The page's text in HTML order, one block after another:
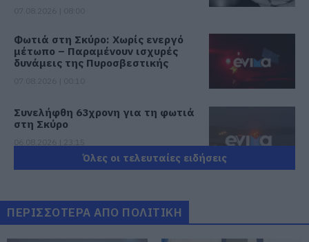
Φωτιά στη Σκύρο: Χωρίς ενεργό
μέτωπο – Παραμένουν ισχυρές
δυνάμεις της Πυροσβεστικής
Συνελήφθη 63χρονη για τη φωτιά
στη Σκύρο
και βίντεο
06.08.2026 | 22:04
Όλες οι τελευταίες ειδήσεις
ΠΕΡΙΣΣΟΤΕΡΑ ΑΠΟ ΠΟΛΙΤΙΚΗ